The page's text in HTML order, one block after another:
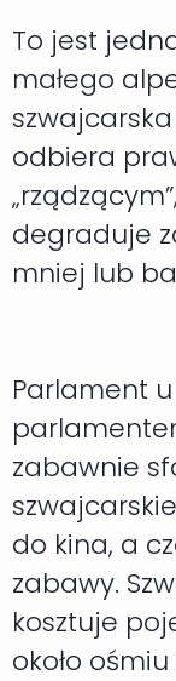
To jest
małego
odbiera
degraduje
mniej lub
Parlament
zabawnie
do kina, a
zabawy.
kosztuje
około